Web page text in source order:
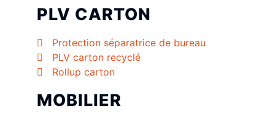
PLV CARTON
Protection séparatrice de bureau
PLV carton recyclé
Rollup carton
MOBILIER